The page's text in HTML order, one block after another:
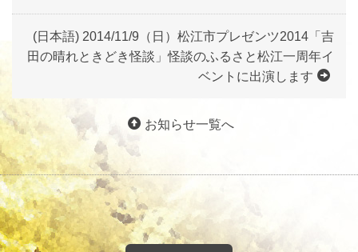
(日本語) 2014/11/9（日）松江市プレゼンツ2014「吉
田の晴れときどき怪談」怪談のふるさと松江一周年イ
ベントに出演します
お知らせ一覧へ